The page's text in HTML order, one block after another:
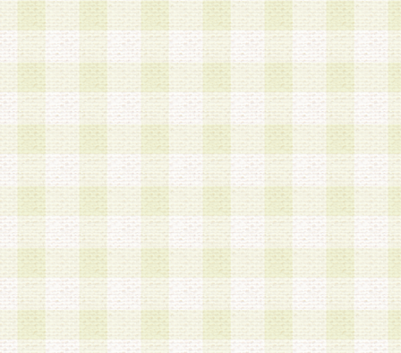
3.前項の定めに拘わらず、当社は、以下の目的に
意を 得ることなく、会員個人を識別できる情報
づき選定した委託業者に対して当社の責任におい
できるものとします。な お、当社は、当該委託
契約を締結しこれを遵守させるとともに、本規約
の注意をもって当該情報を使用させるものとし ま
a.本サービスに係る謝礼、景品、調査サンプル品
b.会員からの電話、メール等の問い合わせなどへ
c.モバイルリサーチ、またはグループ形式による
実施もしくは運営
d.その他これらに付随する業務
4.会員は、住所、電話番号その他の登録情報につ
合は、速やかに当社所定の変更手続きを行うもの